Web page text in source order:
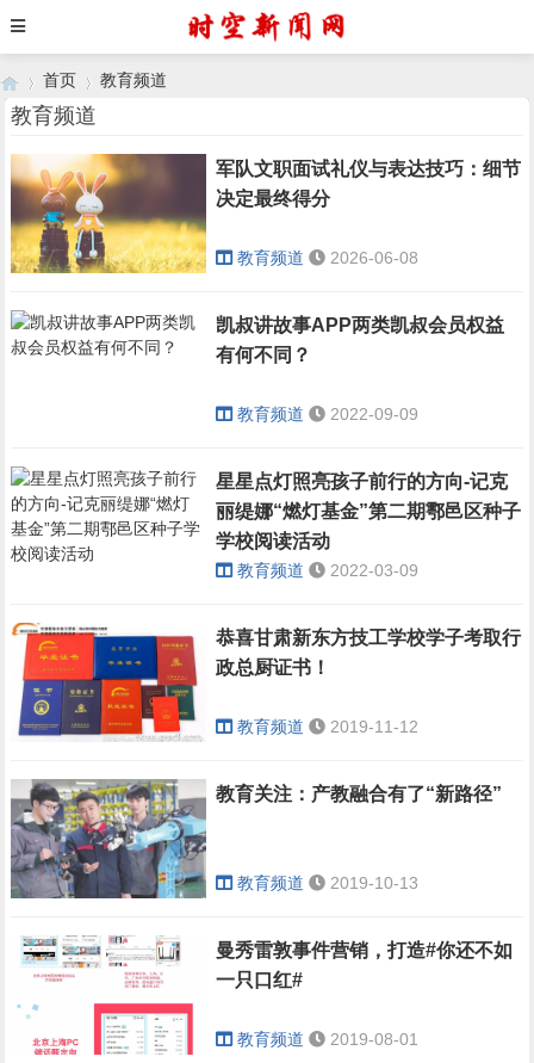
›
首页
›
教育频道
教育频道
军队文职面试礼仪与表达技巧：细节
决定最终得分
教育频道 2026-06-08
凯叔讲故事APP两类凯叔会员权益
有何不同？
教育频道 2022-09-09
星星点灯照亮孩子前行的方向-记克
丽缇娜“燃灯基金”第二期鄠邑区种子
学校阅读活动
教育频道 2022-03-09
恭喜甘肃新东方技工学校学子考取行
政总厨证书！
教育频道 2019-11-12
教育关注：产教融合有了“新路径”
教育频道 2019-10-13
曼秀雷敦事件营销，打造#你还不如
一只口红#
教育频道 2019-08-01